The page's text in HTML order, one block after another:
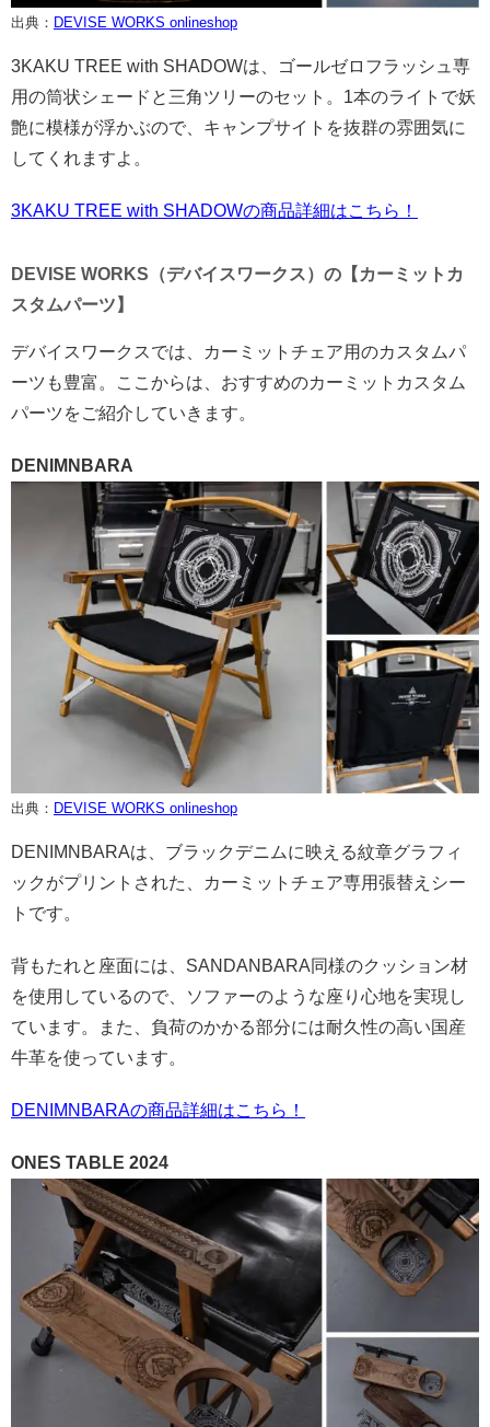
出典： DEVISE WORKS onlineshop
3KAKU TREE with SHADOWは、ゴールゼロフラッシュ専
用の筒状シェードと三角ツリーのセット。1本のライトで妖
艶に模様が浮かぶので、キャンプサイトを抜群の雰囲気に
してくれますよ。
3KAKU TREE with SHADOWの商品詳細はこちら！
DEVISE WORKS（デバイスワークス）の【カーミットカ
スタムパーツ】
デバイスワークスでは、カーミットチェア用のカスタムパ
ーツも豊富。ここからは、おすすめのカーミットカスタム
パーツをご紹介していきます。
DENIMNBARA
出典： DEVISE WORKS onlineshop
DENIMNBARAは、ブラックデニムに映える紋章グラフィ
ックがプリントされた、カーミットチェア専用張替えシー
トです。
背もたれと座面には、SANDANBARA同様のクッション材
を使用しているので、ソファーのような座り心地を実現し
ています。また、負荷のかかる部分には耐久性の高い国産
牛革を使っています。
DENIMNBARAの商品詳細はこちら！
ONES TABLE 2024